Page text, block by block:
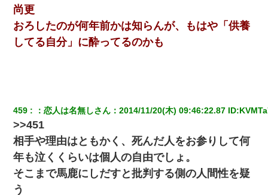
友人とふたりで山口に旅行した時の事。レンタカーを借りて山の
中の道を走っていたら、突然ガガッ！って音がして…
【GJ!】会社から帰宅中、広い駐車場にエンジンかけっ放しの車を
発見。しかも「ヒィ～」みたいな声も聞こえてきたので気になっ
て近寄ったら女の子がおっさんの下敷きになってた
アパートのドアに『ハンザイ者！この人はさいあくの人です』と
張り紙が！大家「面倒はごめんだよ」私「はあ」→警察に行き、
尚更
おろしたのが何年前かは知らんが、もはや「供養
してる自分」に酔ってるのかも
459 ：恋人は名無しさん ：2014/11/20(木) 09:46:22.87 ID:
>>451
相手や理由はともかく、死んだ人をお参りして何
年も泣くくらいは個人の自由でしょ。
そこまで馬鹿にしだすと批判する側の人間性を疑
う